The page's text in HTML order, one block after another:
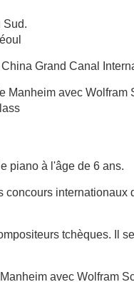
Sud.
Grand Canal
Manheim avec Wolfram
piano à l'âge de 6 ans.
concours
tchèques. Il
avec Wolfram